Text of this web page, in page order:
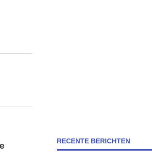
RECENTE BERICHTEN